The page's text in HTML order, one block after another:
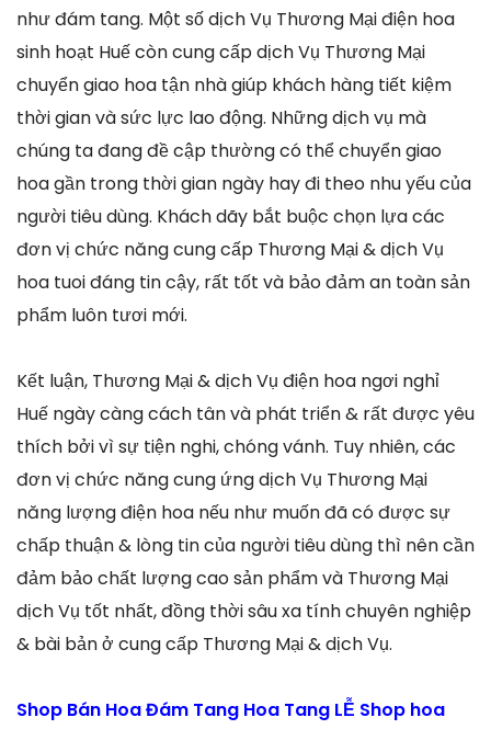
như đám tang. Một số dịch Vụ Thương Mại điện hoa
sinh hoạt Huế còn cung cấp dịch Vụ Thương Mại
chuyển giao hoa tận nhà giúp khách hàng tiết kiệm
thời gian và sức lực lao động. Những dịch vụ mà
chúng ta đang đề cập thường có thể chuyển giao
hoa gần trong thời gian ngày hay đi theo nhu yếu của
người tiêu dùng. Khách dãy bắt buộc chọn lựa các
đơn vị chức năng cung cấp Thương Mại & dịch Vụ
hoa tuoi đáng tin cậy, rất tốt và bảo đảm an toàn sản
phẩm luôn tươi mới.
Kết luận, Thương Mại & dịch Vụ điện hoa ngơi nghỉ
Huế ngày càng cách tân và phát triển & rất được yêu
thích bởi vì sự tiện nghi, chóng vánh. Tuy nhiên, các
đơn vị chức năng cung ứng dịch Vụ Thương Mại
năng lượng điện hoa nếu như muốn đã có được sự
chấp thuận & lòng tin của người tiêu dùng thì nên cần
đảm bảo chất lượng cao sản phẩm và Thương Mại
dịch Vụ tốt nhất, đồng thời sâu xa tính chuyên nghiệp
& bài bản ở cung cấp Thương Mại & dịch Vụ.
Shop Bán Hoa Đám Tang Hoa Tang LỄ Shop hoa